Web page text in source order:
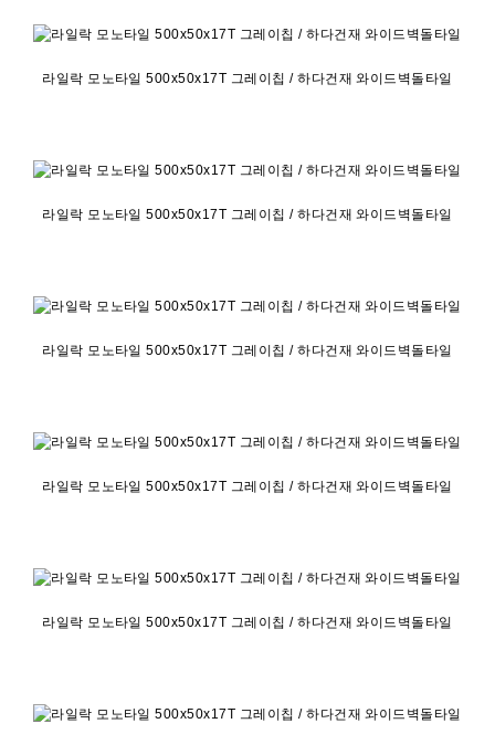
라일락 모노타일 500x50x17T 그레이칩 / 하다건재 와이드벽돌타일
라일락 모노타일 500x50x17T 그레이칩 / 하다건재 와이드벽돌타일
라일락 모노타일 500x50x17T 그레이칩 / 하다건재 와이드벽돌타일
라일락 모노타일 500x50x17T 그레이칩 / 하다건재 와이드벽돌타일
라일락 모노타일 500x50x17T 그레이칩 / 하다건재 와이드벽돌타일